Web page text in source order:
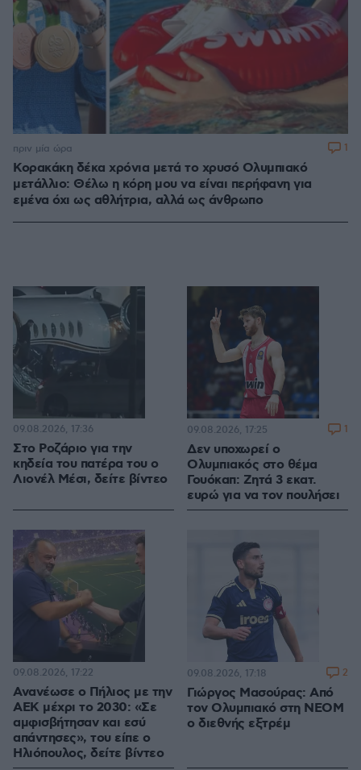
Κορακάκη δέκα χρόνια μετά το χρυσό Ολυμπιακό
μετάλλιο: Θέλω η κόρη μου να είναι περήφανη για
εμένα όχι ως αθλήτρια, αλλά ως άνθρωπο
πριν μία ώρα 1
Στο Ροζάριο για την
κηδεία του πατέρα του ο
Λιονέλ Μέσι, δείτε βίντεο
09.08.2026, 17:36
Δεν υποχωρεί ο
Ολυμπιακός στο θέμα
Γουόκαπ: Ζητά 3 εκατ.
ευρώ για να τον πουλήσει
09.08.2026, 17:25 1
Ανανέωσε ο Πήλιος με την
ΑΕΚ μέχρι το 2030: «Σε
αμφισβήτησαν και εσύ
απάντησες», του είπε ο
Ηλιόπουλος, δείτε βίντεο
09.08.2026, 17:22
Γιώργος Μασούρας: Από
τον Ολυμπιακό στη ΝΕΟΜ
ο διεθνής εξτρέμ
09.08.2026, 17:18 2